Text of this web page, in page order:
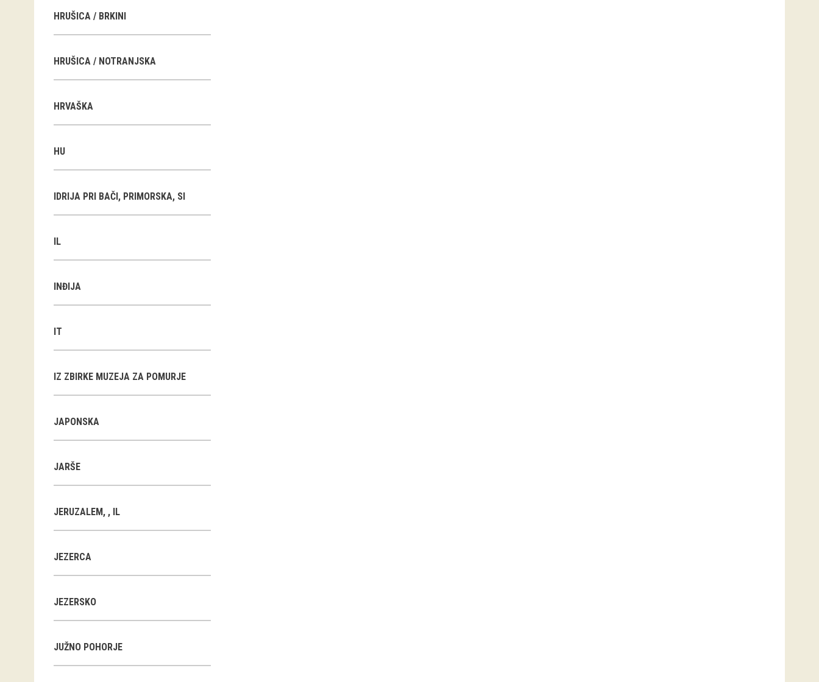
HRUŠICA / BRKINI
HRUŠICA / NOTRANJSKA
HRVAŠKA
HU
IDRIJA PRI BAČI, PRIMORSKA, SI
IL
INĐIJA
IT
IZ ZBIRKE MUZEJA ZA POMURJE
JAPONSKA
JARŠE
JERUZALEM, , IL
JEZERCA
JEZERSKO
JUŽNO POHORJE